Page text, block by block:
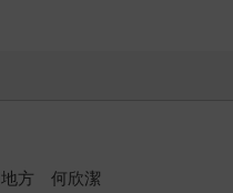
地方 何欣潔